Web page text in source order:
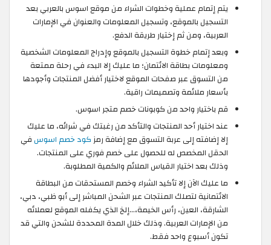
يتم إتمام عملية وخطوات الشراء من موقع اسوس بالعربي بعد
التسجيل بالموقع، وتسجيل المعلومات والعنوان في الإمارات
العربية، ومن ثم إختيار طريقة الدفع.
وبعد إتمام خطوة التسجيل بالموقع وإدراج المعلومات الشخصية
ومعلومات بطاقة الائتمان؛ ما عليك إلا البدء في رحلة ممتعة
من التسوق عبر صفحات الموقع لاختيار أفضل المنتجات وأجودها
بأسعار ملائمة وتصميمات راقية.
قم باختيار واحد من كوبونات خصم متجر اسوس.
عند اختيار أحد المنتجات والتأكد من رغبتك في شرائه، ما عليك
إلا إضافته إلى عربة التسوق مع إضافة رمزكود خصم اسوسفي
الحقل المخصص له للحصول على خصم فوري على المنتجات.
وذلك بعد اختيار القياس الملائم والكمية المطلوبة.
ما عليك الآن إلا تأكيد الشراء وخصم المستحقات من البطاقة
الائتمانية لتصلك المنتجات عبر الشحن المباشر إلى أبو ظبي، دبي،
الشارقة، العين، رأس الخيمة،…إلخ الذي يكفله الموقع لعملائه
من الإمارات العربية. وذلك خلال المدة المحددة للشحن والتي قد
تكون أسبوع واحد فقط.